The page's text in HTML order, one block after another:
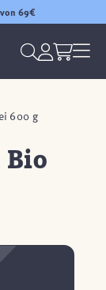
69€
600 g
Bio